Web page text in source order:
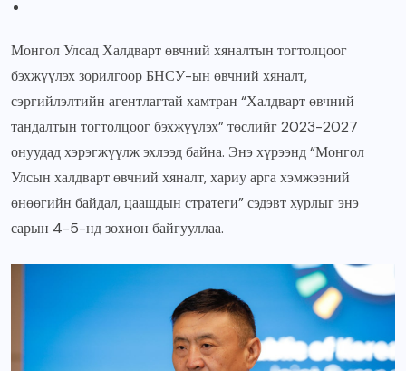
Монгол Улсад Халдварт өвчний хяналтын тогтолцоог
бэхжүүлэх зорилгоор БНСУ-ын өвчний хяналт,
сэргийлэлтийн агентлагтай хамтран “Халдварт өвчний
тандалтын тогтолцоог бэхжүүлэх” төслийг 2023-2027
онуудад хэрэгжүүлж эхлээд байна. Энэ хүрээнд “Монгол
Улсын халдварт өвчний хяналт, хариу арга хэмжээний
өнөөгийн байдал, цаашдын стратеги” сэдэвт хурлыг энэ
сарын 4-5-нд зохион байгууллаа.